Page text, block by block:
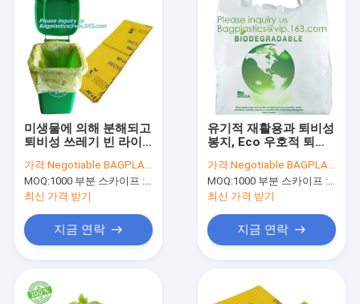
미생물에 의해 분해되고
퇴비성 쓰레기 빈 라이
이너 퇴비성 평평한 쓰
레기 가방, rol에서 빈 라
이너
가격:Negotiable BAGPLASTICS@YAHOO.COM
MOQ:1000 부분 스카이프 : 마이데아르닐
최신 가격 받기
지금 연락
유기적 재활용과 퇴비성
봉지, Eco 우호적 퇴비
라스틱 트시르트 봉지
바게아세 백플라스티
가격:Negotiable BAGPLASTICS@YAHOO.COM
MOQ:1000 부분 스카이프 : 마이데아르닐
최신 가격 받기
지금 연락